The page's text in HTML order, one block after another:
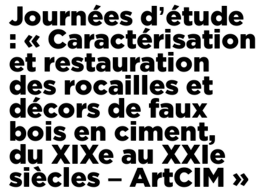
EQUIPEX PATRIMEX
EQUIPEX + ESPADON
MÉCÉNAT
CHERCHEURS
APPELS À PROJETS
ACTUALITÉS
Journées d’étude
: « Caractérisation
et restauration
des rocailles et
décors de faux
bois en ciment,
du XIXe au XXIe
siècles – ArtCIM »